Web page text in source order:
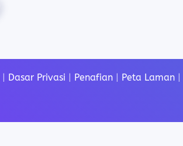
Dasar Privasi Penafian Peta Laman